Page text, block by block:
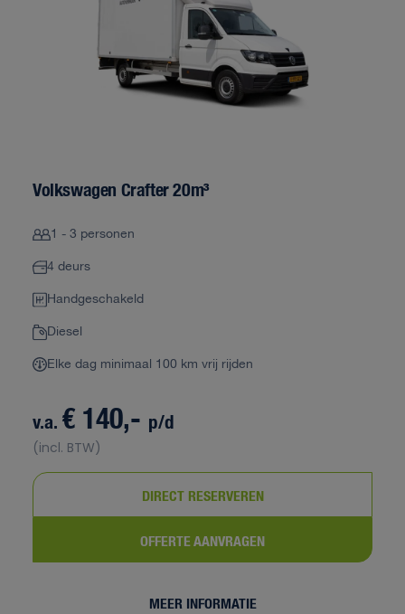
Volkswagen Crafter 20m³
1 - 3 personen
4 deurs
Handgeschakeld
Diesel
Elke dag minimaal 100 km vrij rijden
v.a.€ 140,- p/d
(incl. BTW)
DIRECT RESERVEREN
OFFERTE AANVRAGEN
MEER INFORMATIE